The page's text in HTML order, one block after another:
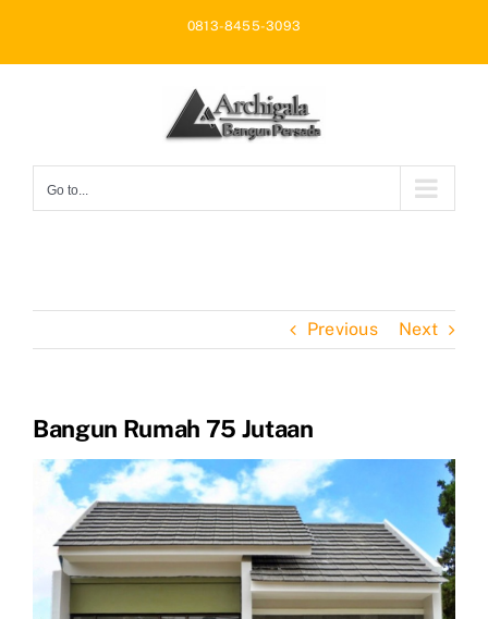
0813-8455-3093
Go to...
Previous Next
Bangun Rumah 75 Jutaan
View
Larger
Image